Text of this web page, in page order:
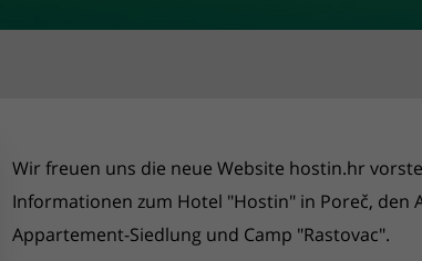
Wir freuen uns die neue Website hostin.hr
Informationen zum Hotel "Hostin" in Poreč, den
Appartement-Siedlung und Camp "Rastovac".